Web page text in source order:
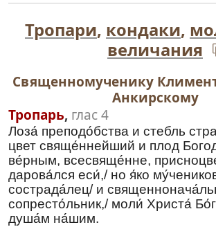
Тропари, кондаки,
величания
Священномученику
Анкирскому
Тропарь, глас 4
Лоза́ преподо́бства и стебль
цвет свяще́ннейший и плод
ве́рным, всесвяще́нне,
дарова́лся еси́,/ но я́ко
сострада́лец/ и
сопресто́льник,/ моли́ Христа́
душа́м на́шим.